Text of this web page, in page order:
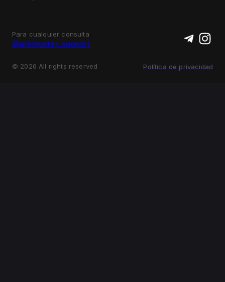
Para cualquier consulta
@arbihunter_support
© 2026 All rights reserved Política de privacidad